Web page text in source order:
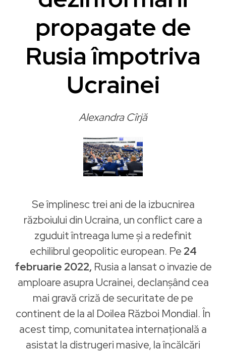
propagate de
Rusia împotriva
Ucrainei
Alexandra Cîrjă
Se împlinesc trei ani de la izbucnirea
războiului din Ucraina, un conflict care a
zguduit întreaga lume și a redefinit
echilibrul geopolitic european. Pe 24
februarie 2022, Rusia a lansat o invazie de
amploare asupra Ucrainei, declanșând cea
mai gravă criză de securitate de pe
continent de la al Doilea Război Mondial. În
acest timp, comunitatea internațională a
asistat la distrugeri masive, la încălcări